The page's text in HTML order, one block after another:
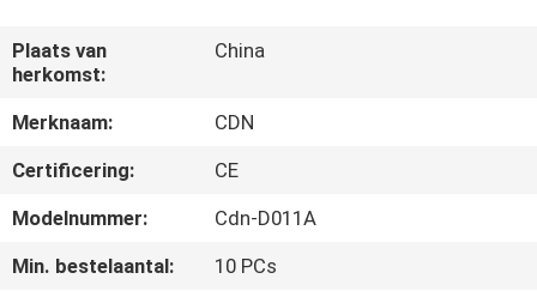
OVER
ONS
FABRIEKSRONDLEIDING
Plaats van
herkomst:
China
Merknaam:
CDN
Certificering:
CE
Modelnummer:
Cdn-D011A
Min. bestelaantal:
10 PCs